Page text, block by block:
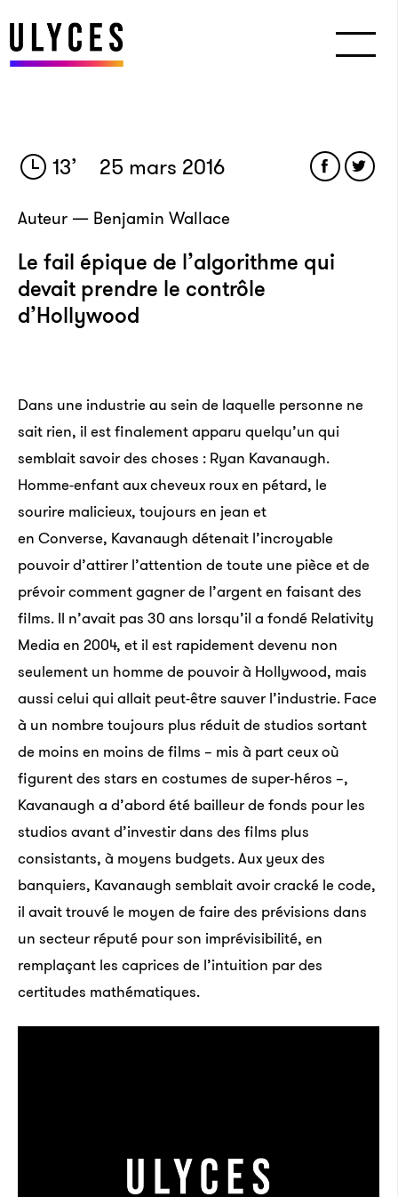
13’ 25 mars 2016
Auteur — Benjamin Wallace
Le fail épique de l’algorithme qui
devait prendre le contrôle
d’Hollywood
Dans une industrie au sein de laquelle personne ne
sait rien, il est finalement apparu quelqu’un qui
semblait savoir des choses : Ryan Kavanaugh.
Homme-enfant aux cheveux roux en pétard, le
sourire malicieux, toujours en jean et
en Converse, Kavanaugh détenait l’incroyable
pouvoir d’attirer l’attention de toute une pièce et de
prévoir comment gagner de l’argent en faisant des
films. Il n’avait pas 30 ans lorsqu’il a fondé Relativity
Media en 2004, et il est rapidement devenu non
seulement un homme de pouvoir à Hollywood, mais
aussi celui qui allait peut-être sauver l’industrie. Face
à un nombre toujours plus réduit de studios sortant
de moins en moins de films – mis à part ceux où
figurent des stars en costumes de super-héros –,
Kavanaugh a d’abord été bailleur de fonds pour les
studios avant d’investir dans des films plus
consistants, à moyens budgets. Aux yeux des
banquiers, Kavanaugh semblait avoir cracké le code,
il avait trouvé le moyen de faire des prévisions dans
un secteur réputé pour son imprévisibilité, en
remplaçant les caprices de l’intuition par des
certitudes mathématiques.